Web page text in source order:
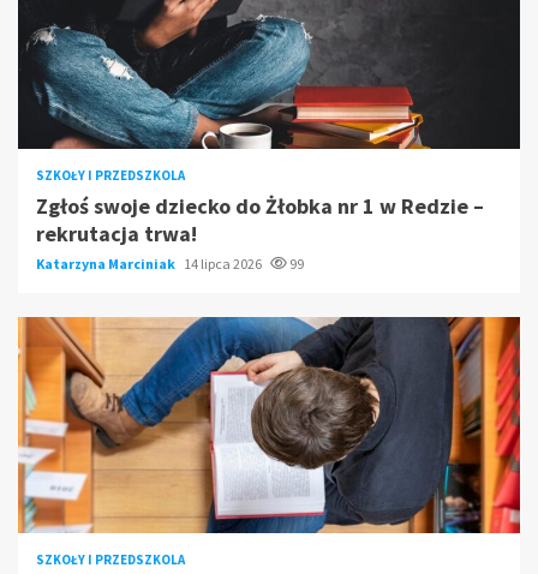
SZKOŁY I PRZEDSZKOLA
Zgłoś swoje dziecko do Żłobka nr 1 w Redzie –
rekrutacja trwa!
Katarzyna Marciniak 14 lipca 2026 99
SZKOŁY I PRZEDSZKOLA